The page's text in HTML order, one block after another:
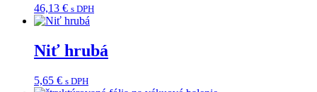
46,13 € s DPH
Niť hrubá
5,65 € s DPH